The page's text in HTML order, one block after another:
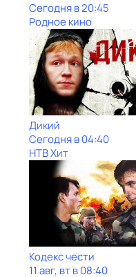
Сегодня в 20:45
Родное кино
Дикий
Сегодня в 04:40
НТВ Хит
Кодекс чести
11 авг, вт в 08:40